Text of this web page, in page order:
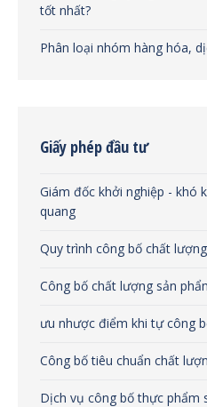
tốt nhất?
Phân loại nhóm hàng hóa,
Giấy phép đầu tư
Giám đốc khởi nghiệp - khó
quang
Quy trình công bố chất
Công bố chất lượng sản
ưu nhược điểm khi tự công
Công bố tiêu chuẩn chất
Dịch vụ công bố thực phẩm